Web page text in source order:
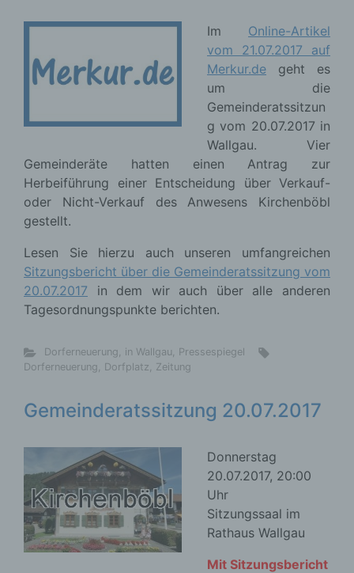
Im Online-Artikel
vom 21.07.2017 auf
Merkur.de geht es
um die
Gemeinderatssitzun
g vom 20.07.2017 in
Wallgau. Vier
Gemeinderäte hatten einen Antrag zur
Herbeiführung einer Entscheidung über Verkauf-
oder Nicht-Verkauf des Anwesens Kirchenböbl
gestellt.
Lesen Sie hierzu auch unseren umfangreichen
Sitzungsbericht über die Gemeinderatssitzung vom
20.07.2017 in dem wir auch über alle anderen
Tagesordnungspunkte berichten.
Dorferneuerung, in Wallgau, Pressespiegel
Dorferneuerung, Dorfplatz, Zeitung
Gemeinderatssitzung 20.07.2017
Donnerstag
20.07.2017, 20:00
Uhr
Sitzungssaal im
Rathaus Wallgau
Mit Sitzungsbericht